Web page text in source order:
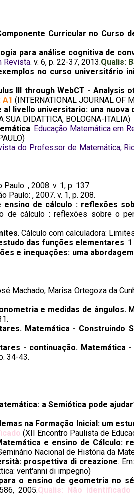
Curricular no Curso
para análise cognitiva de
Revista. v. 6, p. 22-37, 2013.Qualis:
no curso universitário
III through WebCT - Analysis
A1 (INTERNATIONAL JOURNAL OF
livello universitario: una nuova
SUA DIDATTICA, BOLOGNA-ITALIA)
. Educação Matemática em
do Professor de Matemática,
Paulo: , 2008. v. 1, p. 137.
Paulo: , 2007. v. 1, p. 208.
ensino de cálculo : reflexões
de cálculo : reflexões sobre o
. Cálculo com calculadora:
das funções elementares.
e inequações: uma
Machado; Marisa Ortegoza da
e medidas de ângulos.
Matemática - Construindo
- continuação.
34-43.
a Semiótica pode
na Formação Inicial: um
(XII Encontro Paulista de
e ensino de Cálculo:
Nacional de História da
prospettiva di creazione. Em:
vent'anni di impegno)
o ensino de geometria no
2005.Qualis: Não identificado